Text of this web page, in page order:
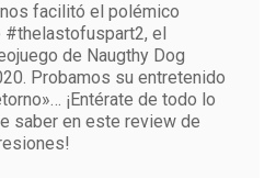
facilitó el polémico
el
de Naugthy Dog
Probamos su entretenido
¡Entérate de todo lo
saber en este review de